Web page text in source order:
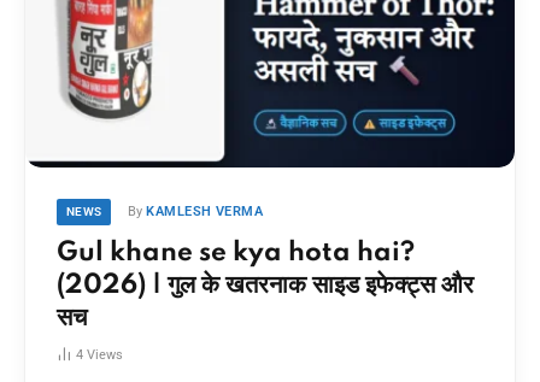
NEWS By KAMLESH VERMA
Gul khane se kya hota hai?
(2026) | गुल के खतरनाक साइड इफेक्ट्स और
सच
4 Views